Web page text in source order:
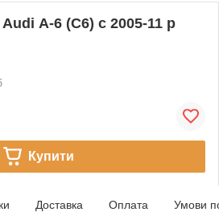
А-6 (C6) c 2005-11 р
Купити
Доставка Оплата Умови